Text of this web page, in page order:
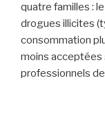
quatre familles :
drogues illicites
consommation
moins acceptées
professionnels